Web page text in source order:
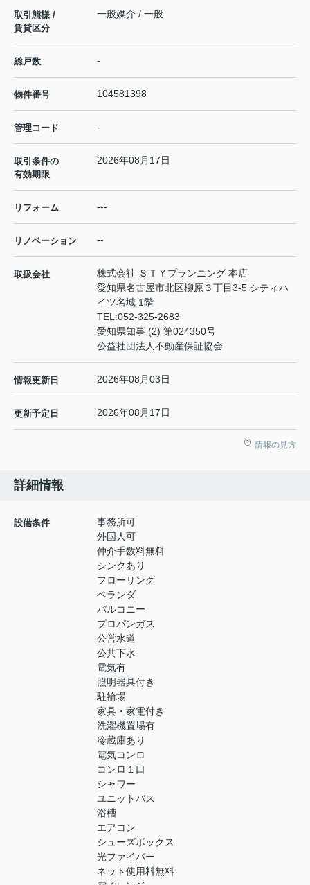
取引態様 /
賃貸区分
一般媒介 / 一般
総戸数 -
物件番号 104581398
管理コード -
取引条件の
有効期限
2026年08月17日
リフォーム ---
リノベーション --
取扱会社
株式会社 ＳＴＹプランニング 本店
愛知県名古屋市北区柳原３丁目3-5 シティハ
イツ名城 1階
TEL:052-325-2683
愛知県知事 (2) 第024350号
公益社団法人不動産保証協会
情報更新日 2026年08月03日
更新予定日 2026年08月17日
情報の見方
詳細情報
設備条件
事務所可
外国人可
仲介手数料無料
シンクあり
フローリング
ベランダ
バルコニー
プロパンガス
公営水道
公共下水
電気有
照明器具付き
駐輪場
家具・家電付き
洗濯機置場有
冷蔵庫あり
電気コンロ
コンロ１口
シャワー
ユニットバス
浴槽
エアコン
シューズボックス
光ファイバー
ネット使用料無料